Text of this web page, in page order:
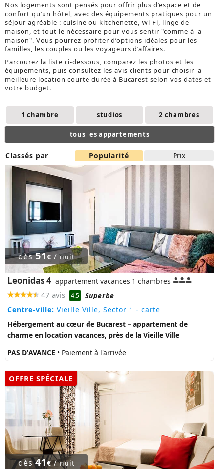
Nos logements sont pensés pour offrir plus d’espace et de
confort qu’un hôtel, avec des équipements pratiques pour un
séjour agréable : cuisine ou kitchenette, Wi-Fi, linge de
maison, et tout le nécessaire pour vous sentir "comme à la
maison". Vous pourrez profiter d’options idéales pour les
familles, les couples ou les voyageurs d’affaires.
Parcourez la liste ci-dessous, comparez les photos et les
équipements, puis consultez les avis clients pour choisir la
meilleure location courte durée à Bucarest selon vos dates et
votre budget.
1 chambre studios 2 chambres
tous les appartements
Classés par Popularité Prix
dès51€ /nuit
Leonidas 4 appartement vacances 1 chambres
47 avis 4.5
Superbe
Centre-ville: Vieille Ville, Sector 1 - carte
Hébergement au cœur de Bucarest – appartement de
charme en location vacances, près de la Vieille Ville
PAS D'AVANCE • Paiement à l'arrivée
OFFRE SPÉCIALE
dès41€/nuit